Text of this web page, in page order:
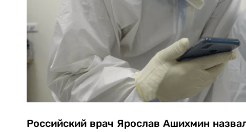
Российский врач Ярослав Ашихмин